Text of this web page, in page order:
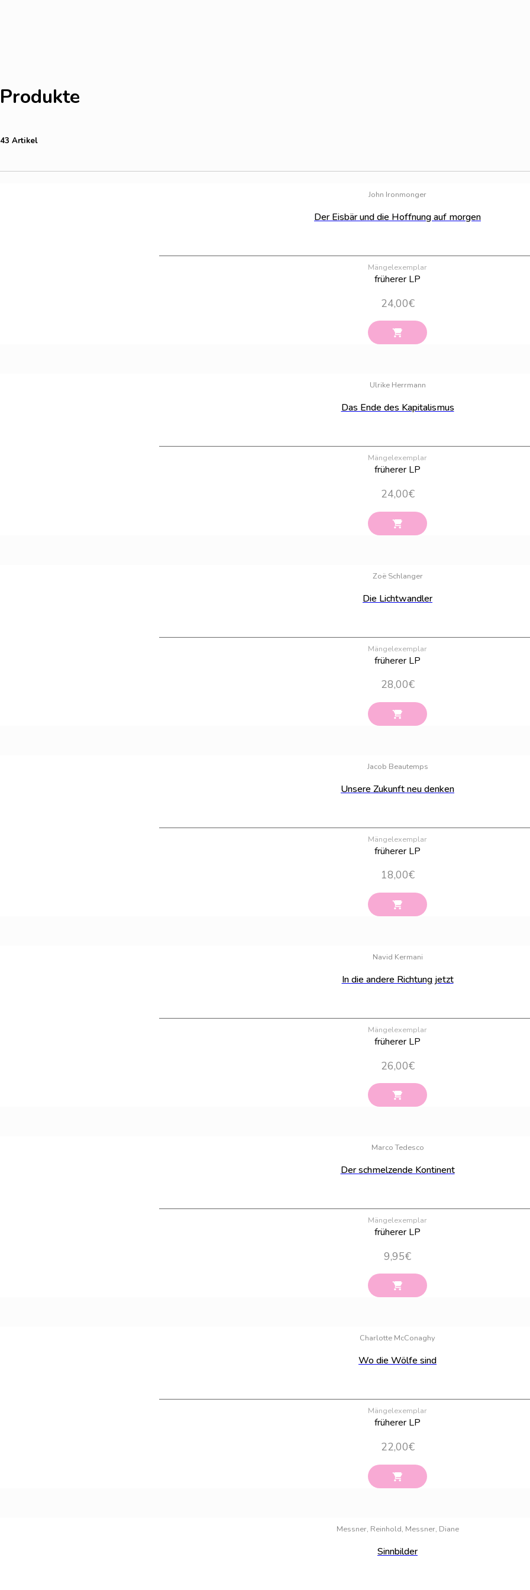
Produkte
43 Artikel
John Ironmonger
Der Eisbär und die Hoffnung auf morgen
Mängelexemplar
früherer LP
24,00€
Ulrike Herrmann
Das Ende des Kapitalismus
Mängelexemplar
früherer LP
24,00€
Zoë Schlanger
Die Lichtwandler
Mängelexemplar
früherer LP
28,00€
Jacob Beautemps
Unsere Zukunft neu denken
Mängelexemplar
früherer LP
18,00€
Navid Kermani
In die andere Richtung jetzt
Mängelexemplar
früherer LP
26,00€
Marco Tedesco
Der schmelzende Kontinent
Mängelexemplar
früherer LP
9,95€
Charlotte McConaghy
Wo die Wölfe sind
Mängelexemplar
früherer LP
22,00€
Messner, Reinhold, Messner, Diane
Sinnbilder